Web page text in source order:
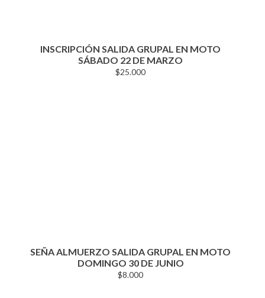
INSCRIPCIÓN SALIDA GRUPAL EN MOTO
SÁBADO 22 DE MARZO
$25.000
SEÑA ALMUERZO SALIDA GRUPAL EN MOTO
DOMINGO 30 DE JUNIO
$8.000